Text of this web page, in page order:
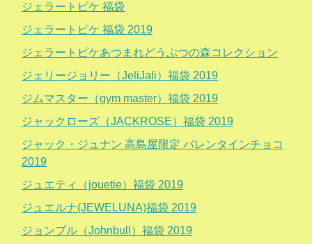
ジェラートピケ 福袋
ジェラートピケ 福袋 2019
ジェラートピケあつまれどうぶつの森コレクション
ジェリージョリー（JeliJali）福袋 2019
ジムマスター（gym master）福袋 2019
ジャックローズ（JACKROSE）福袋 2019
ジャック・ジュナン 高島屋限定 バレンタインチョコ
2019
ジュエティ（jouetie）福袋 2019
ジュエルナ(JEWELUNA)福袋 2019
ジョンブル（Johnbull）福袋 2019